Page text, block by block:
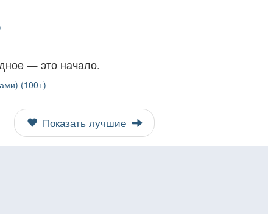
— это начало.
(100+)
Показать лучшие